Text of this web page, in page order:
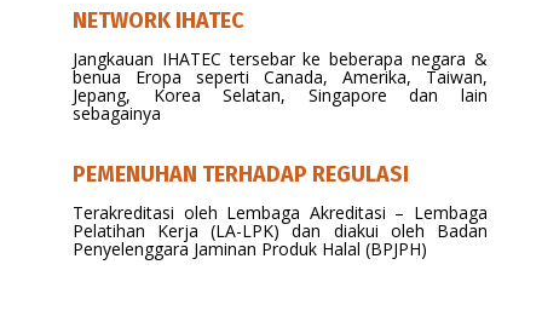
Jangkauan IHATEC tersebar ke beberapa negara &
benua Eropa seperti Canada, Amerika, Taiwan,
Jepang, Korea Selatan, Singapore dan lain
sebagainya
PEMENUHAN TERHADAP REGULASI
Terakreditasi oleh Lembaga Akreditasi – Lembaga
Pelatihan Kerja (LA-LPK) dan diakui oleh Badan
Penyelenggara Jaminan Produk Halal (BPJPH)